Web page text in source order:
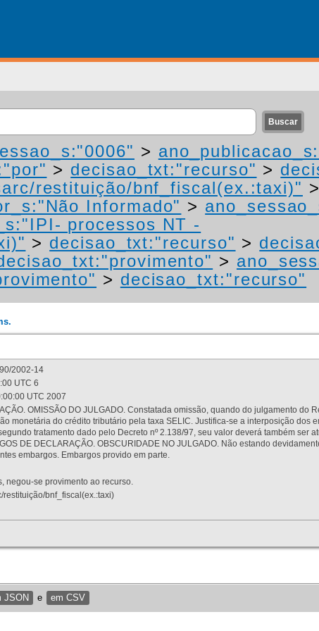
>
> decisao_txt:"recurso" >
restituição/bnf_fiscal(ex.:taxi)" >
Informado" >
processos NT -
> decisao_txt:"recurso" >
>
> decisao_txt:"recurso"
2002-14
UTC 6
UTC 2007
OMISSÃO DO JULGADO. Constatada omissão, quando do julgamento
monetária do crédito tributário pela taxa SELIC. Justifica-se a interposição dos
tratamento dado pelo Decreto nº 2.138/97, seu valor deverá também ser
DE DECLARAÇÃO. OBSCURIDADE NO JULGADO. Não estando
embargos. Embargos provido em parte.
negou-se provimento ao recurso.
restituição/bnf_fiscal(ex.:taxi)
JSON e em CSV